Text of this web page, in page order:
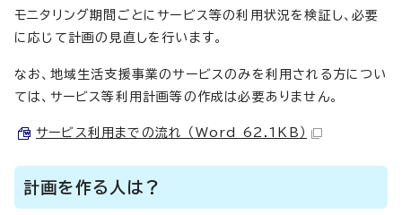
モニタリング期間ごとにサービス等の利用状況を検証し、必要
に応じて計画の見直しを行います。
なお、地域生活支援事業のサービスのみを利用される方につい
ては、サービス等利用計画等の作成は必要ありません。
サービス利用までの流れ （Word 62.1KB）
計画を作る人は？